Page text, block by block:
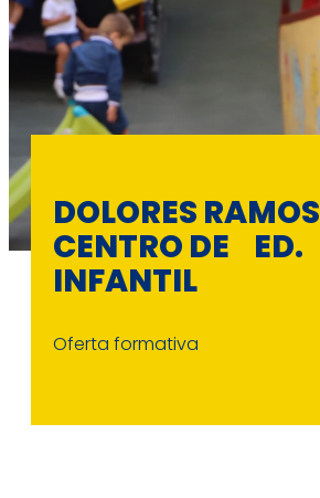
DOLORES RAMOS
CENTRO DE ED.
INFANTIL
Oferta formativa